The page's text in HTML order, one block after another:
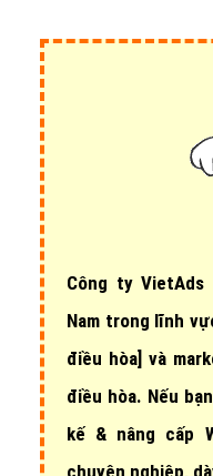
Công ty
Nam trong lĩnh
điều hòa] và
điều hòa. Nếu
kế & nâng cấp
chuyên nghiệp,